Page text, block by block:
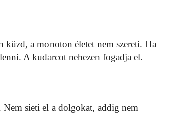
küzd, a monoton életet nem szereti. Ha
A kudarcot nehezen fogadja el.
Nem sieti el a dolgokat, addig nem